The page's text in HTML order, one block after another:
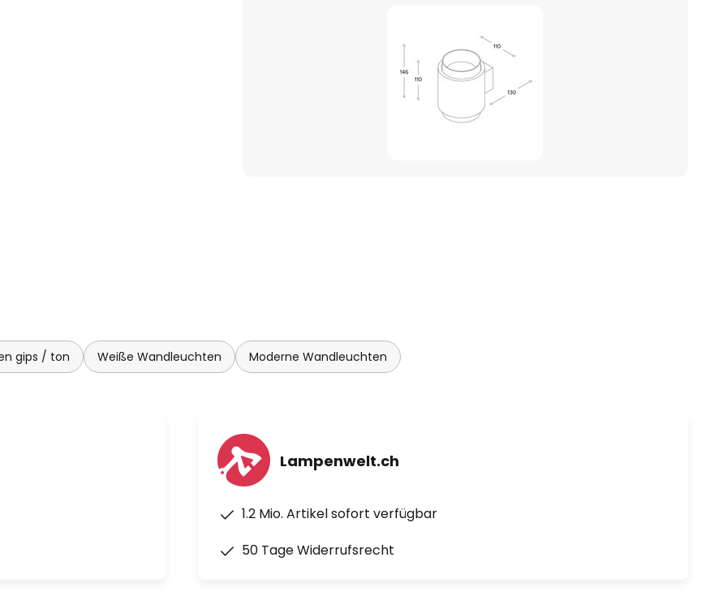
gips / ton Weiße Wandleuchten Moderne Wandleuchten
Lampenwelt.ch
1.2 Mio. Artikel sofort verfügbar
50 Tage Widerrufsrecht